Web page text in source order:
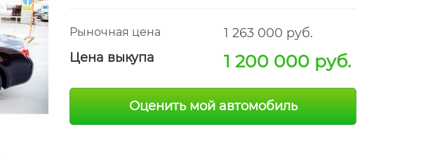
Рыночная цена
1 263 000 руб.
Цена выкупа
1 200 000 руб.
Оценить мой автомобиль